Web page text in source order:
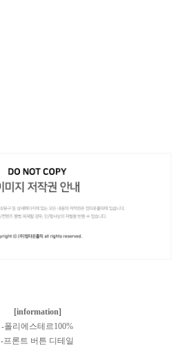
[information]
-폴리에스테르100%
-프론트 버튼 디테일